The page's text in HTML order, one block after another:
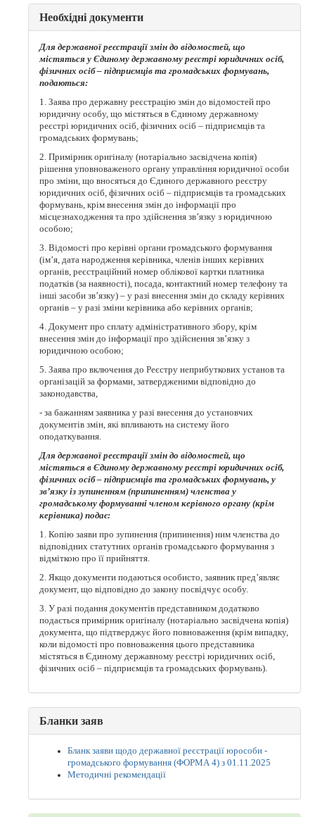
Необхідні документи
Для державної реєстрації змін до відомостей, що
містяться у Єдиному державному реєстрі юридичних осіб,
фізичних осіб – підприємців та громадських формувань,
подаються:
1. Заява про державну реєстрацію змін до відомостей про
юридичну особу, що містяться в Єдиному державному
реєстрі юридичних осіб, фізичних осіб – підприємців та
громадських формувань;
2. Примірник оригіналу (нотаріально засвідчена копія)
рішення уповноваженого органу управління юридичної особи
про зміни, що вносяться до Єдиного державного реєстру
юридичних осіб, фізичних осіб – підприємців та громадських
формувань, крім внесення змін до інформації про
місцезнаходження та про здійснення зв’язку з юридичною
особою;
3. Відомості про керівні органи громадського формування
(ім’я, дата народження керівника, членів інших керівних
органів, реєстраційний номер облікової картки платника
податків (за наявності), посада, контактний номер телефону та
інші засоби зв’язку) – у разі внесення змін до складу керівних
органів – у разі зміни керівника або керівних органів;
4. Документ про сплату адміністративного збору, крім
внесення змін до інформації про здійснення зв’язку з
юридичною особою;
5. Заява про включення до Реєстру неприбуткових установ та
організацій за формами, затвердженими відповідно до
законодавства,
- за бажанням заявника у разі внесення до установчих
документів змін, які впливають на систему його
оподаткування.
Для державної реєстрації змін до відомостей, що
містяться в Єдиному державному реєстрі юридичних осіб,
фізичних осіб – підприємців та громадських формувань, у
зв’язку із зупиненням (припиненням) членства у
громадському формуванні членом керівного органу (крім
керівника) подає:
1. Копію заяви про зупинення (припинення) ним членства до
відповідних статутних органів громадського формування з
відміткою про її прийняття.
2. Якщо документи подаються особисто, заявник пред’являє
документ, що відповідно до закону посвідчує особу.
3. У разі подання документів представником додатково
подається примірник оригіналу (нотаріально засвідчена копія)
документа, що підтверджує його повноваження (крім випадку,
коли відомості про повноваження цього представника
містяться в Єдиному державному реєстрі юридичних осіб,
фізичних осіб – підприємців та громадських формувань).
Бланки заяв
Бланк заяви щодо державної реєстрації юрособи -
громадського формування (ФОРМА 4) з 01.11.2025
Методичні рекомендації